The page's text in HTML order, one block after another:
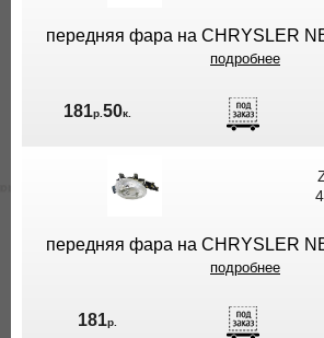
передняя фара на CHRYSLER
подробнее
181р. 50к.
передняя фара на CHRYSLER
подробнее
181р.